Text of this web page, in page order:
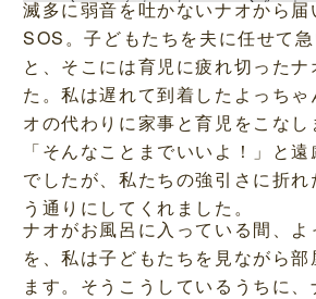
滅多に弱音を吐かないナオから
SOS。子どもたちを夫に任せて
と、そこには育児に疲れ切った
た。私は遅れて到着したよっち
オの代わりに家事と育児をこな
「そんなことまでいいよ！」と
でしたが、私たちの強引さに折
う通りにしてくれました。
ナオがお風呂に入っている間、
を、私は子どもたちを見ながら
ます。そうこうしているうちに